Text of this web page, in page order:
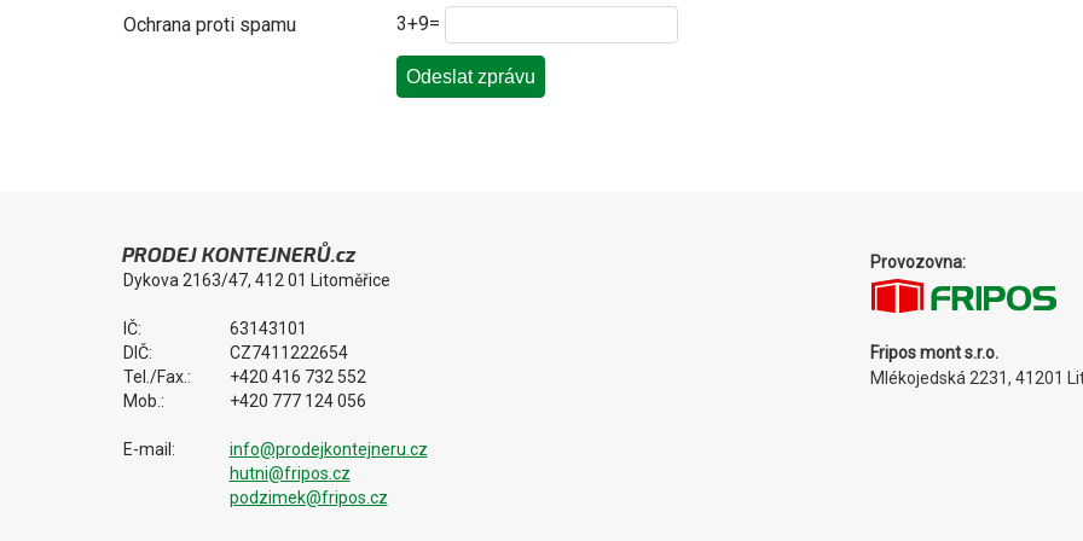
Ochrana proti spamu 3+9=
PRODEJ KONTEJNERŮ.cz
Dykova 2163/47, 412 01 Litoměřice
IČ:
63143101
DIČ:
CZ7411222654
Tel./Fax.:
+420 416 732 552
Mob.:
+420 777 124 056
E-mail:
info@prodejkontejneru.cz
hutni@fripos.cz
podzimek@fripos.cz
Provozovna:
Fripos mont s.r.o.
Mlékojedská 2231, 41201